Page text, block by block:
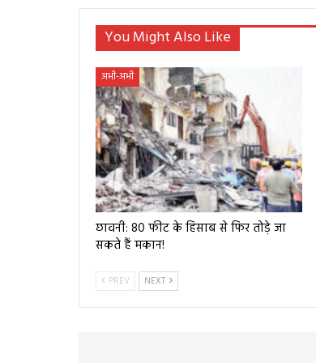
You Might Also Like
अभी-अभी
छावनी: 80 फीट के हिसाब से फिर तोड़े जा
सकते हैं मकान!
PREV NEXT